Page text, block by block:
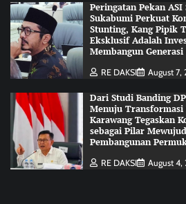
Peringatan Pekan ASI
Sukabumi Perkuat
Stunting, Kang Pipik
Eksklusif Adalah
Membangun
RE DAKSI August 7,
Dari Studi Banding
Menuju Transformasi
Karawang Tegaskan
sebagai Pilar
Pembangunan
RE DAKSI August 4,